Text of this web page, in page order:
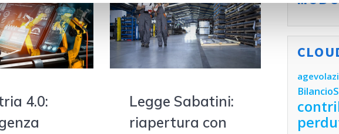
4.0:
Legge Sabatini:
riapertura con